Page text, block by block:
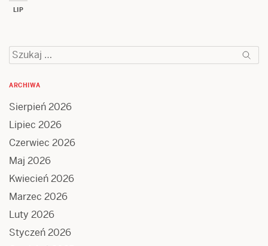
LIP
Szukaj:
ARCHIWA
Sierpień 2026
Lipiec 2026
Czerwiec 2026
Maj 2026
Kwiecień 2026
Marzec 2026
Luty 2026
Styczeń 2026